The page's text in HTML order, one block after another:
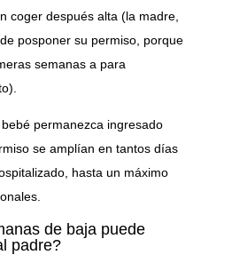
coger después alta (la madre,
posponer su permiso, porque
semanas a para
permanezca ingresado
se amplían en tantos días
hasta un máximo
de baja puede
padre?